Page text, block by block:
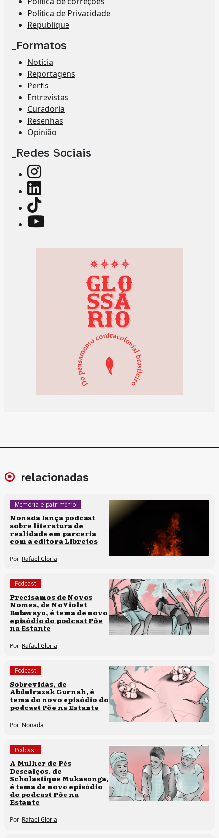
Política de Privacidade
Republique
_Formatos
Notícia
Reportagens
Perfis
Entrevistas
Curadoria
Resenhas
Opinião
_Redes Sociais
relacionadas
Memória e patrimônio
Podcast
Nonada lança podcast
sobre literatura de
realidade em parceria
com a editora Libretos
Por Rafael Gloria
Podcast
Precisamos de Novos
Nomes, de NoViolet
Bulawayo, é tema de novo
episódio do podcast Põe
na Estante
Por Rafael Gloria
Podcast
Sobrevidas, de
Abdulrazak Gurnah, é
tema do novo episódio do
podcast Põe na Estante
Por Nonada
Podcast
A Mulher de Pés
Descalços, de
Scholastique Mukasonga,
é tema de novo episódio
do podcast Põe na
Estante
Por Rafael Gloria